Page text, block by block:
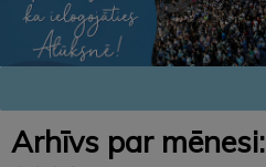
Arhīvs par mēnesi: